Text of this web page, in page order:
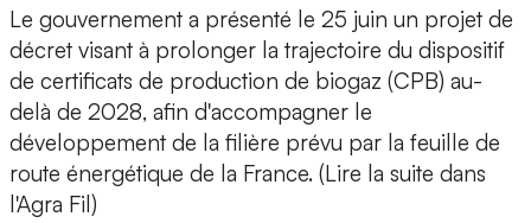
Le gouvernement a présenté le 25 juin un projet de
décret visant à prolonger la trajectoire du dispositif
de certificats de production de biogaz (CPB) au-
delà de 2028, afin d'accompagner le
développement de la filière prévu par la feuille de
route énergétique de la France. (Lire la suite dans
l'Agra Fil)